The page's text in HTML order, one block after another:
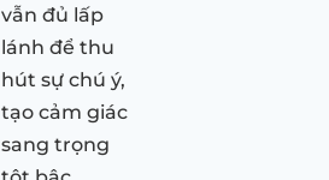
vẫn đủ lấp
lánh để thu
hút sự chú ý,
tạo cảm giác
sang trọng